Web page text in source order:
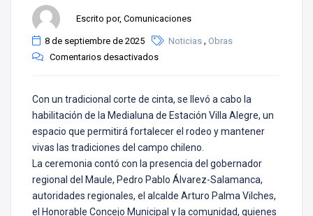
Escrito por, Comunicaciones
8 de septiembre de 2025 Noticias , Obras
Comentarios desactivados
Con un tradicional corte de cinta, se llevó a cabo la
habilitación de la Medialuna de Estación Villa Alegre, un
espacio que permitirá fortalecer el rodeo y mantener
vivas las tradiciones del campo chileno.
La ceremonia contó con la presencia del gobernador
regional del Maule, Pedro Pablo Álvarez-Salamanca,
autoridades regionales, el alcalde Arturo Palma Vilches,
el Honorable Concejo Municipal y la comunidad, quienes